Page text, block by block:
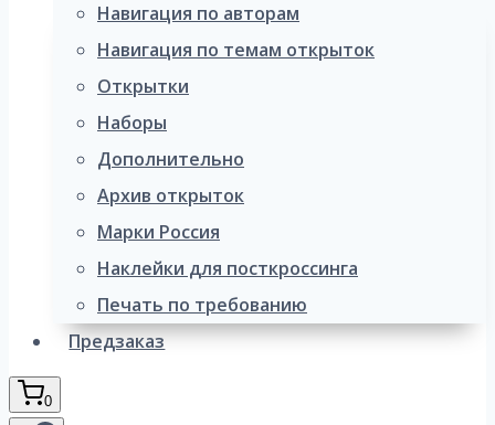
Навигация по авторам
Навигация по темам открыток
Открытки
Наборы
Дополнительно
Архив открыток
Марки Россия
Наклейки для посткроссинга
Печать по требованию
Предзаказ
0